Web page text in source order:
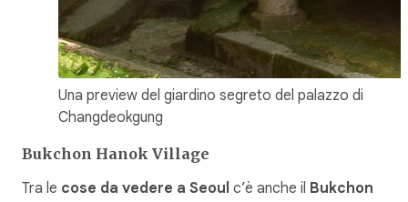
Una preview del giardino segreto del palazzo di
Changdeokgung
Bukchon Hanok Village
Tra le cose da vedere a Seoul c’è anche il Bukchon